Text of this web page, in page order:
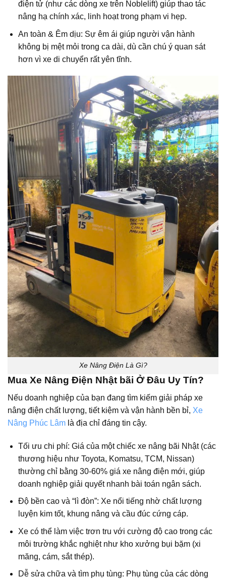
điện tử (như các dòng xe trên Noblelift) giúp thao tác
nâng hạ chính xác, linh hoạt trong phạm vi hẹp.
An toàn & Êm dịu: Sự êm ái giúp người vận hành
không bị mệt mỏi trong ca dài, dù cần chú ý quan sát
hơn vì xe di chuyển rất yên tĩnh.
Xe Nâng Điện Là Gì?
Mua Xe Nâng Điện Nhật bãi Ở Đâu Uy Tín?
Nếu doanh nghiệp của bạn đang tìm kiếm giải pháp xe
nâng điện chất lượng, tiết kiệm và vận hành bền bỉ, Xe
Nâng Phúc Lâm là địa chỉ đáng tin cậy.
Tối ưu chi phí: Giá của một chiếc xe nâng bãi Nhật (các
thương hiệu như Toyota, Komatsu, TCM, Nissan)
thường chỉ bằng 30-60% giá xe nâng điện mới, giúp
doanh nghiệp giải quyết nhanh bài toán ngân sách.
Độ bền cao và “lì đòn”: Xe nổi tiếng nhờ chất lượng
luyện kim tốt, khung nâng và cầu đúc cứng cáp.
Xe có thể làm việc trơn tru với cường độ cao trong các
môi trường khắc nghiệt như kho xưởng bụi bặm (xi
măng, cám, sắt thép).
Dễ sửa chữa và tìm phụ tùng: Phụ tùng của các dòng